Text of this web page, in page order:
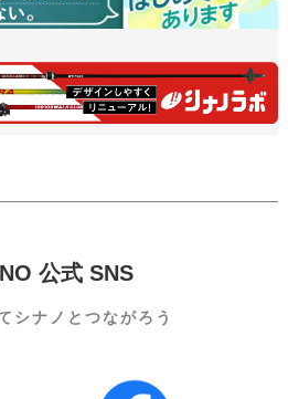
公式 SNS
シナノとつながろう